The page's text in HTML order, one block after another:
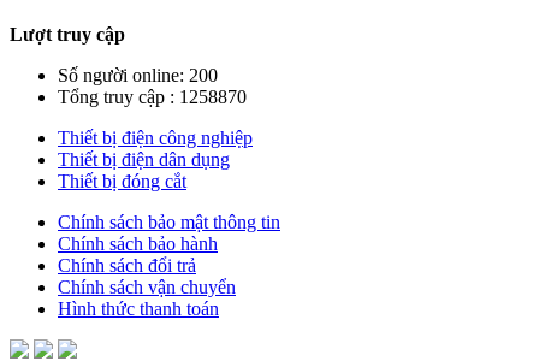
Lượt truy cập
Số người online: 200
Tổng truy cập : 1258870
Thiết bị điện công nghiệp
Thiết bị điện dân dụng
Thiết bị đóng cắt
Chính sách bảo mật thông tin
Chính sách bảo hành
Chính sách đổi trả
Chính sách vận chuyển
Hình thức thanh toán